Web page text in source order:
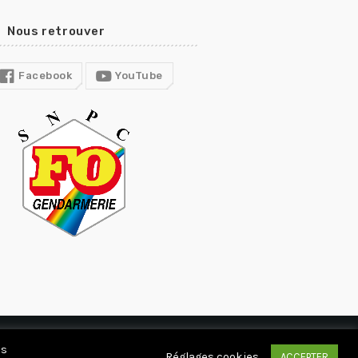
Nous retrouver
Facebook YouTube
CONTACT